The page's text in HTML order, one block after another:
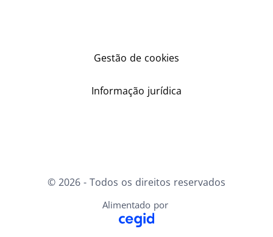
Gestão de cookies
Informação jurídica
© 2026 - Todos os direitos reservados
Alimentado por